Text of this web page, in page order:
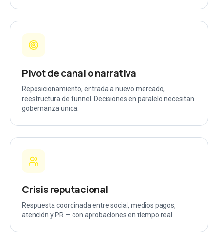
Pivot de canal o narrativa
Reposicionamiento, entrada a nuevo mercado,
reestructura de funnel. Decisiones en paralelo necesitan
gobernanza única.
Crisis reputacional
Respuesta coordinada entre social, medios pagos,
atención y PR — con aprobaciones en tiempo real.